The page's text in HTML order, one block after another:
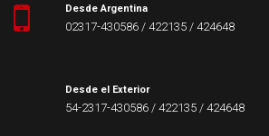
Desde Argentina
02317-430586 / 422135 / 424648
Desde el Exterior
54-2317-430586 / 422135 / 424648